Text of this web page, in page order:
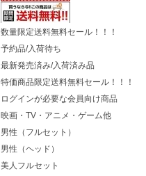
数量限定送料無料セール！！！
予約品/入荷待ち
最新発売済み/入荷済み品
特価商品限定送料無料セール！！！
ログインが必要な会員向け商品
映画・TV・アニメ・ゲーム他
男性（フルセット）
男性（ヘッド）
美人フルセット